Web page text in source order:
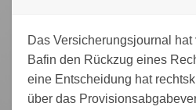
Das Versicherungsjournal
Bafin den Rückzug eines
eine Entscheidung hat
über das